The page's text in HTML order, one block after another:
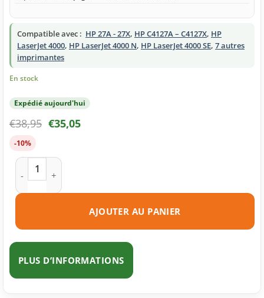
Compatible avec : HP 27A - 27X, HP C4127A – C4127X, HP
LaserJet 4000, HP LaserJet 4000 N, HP LaserJet 4000 SE, 7 autres
imprimantes
En stock
Expédié aujourd'hui
€38,95 €35,05
-10%
quantité de Toner compatible HP 27X (C4127X) noire
AJOUTER AU PANIER
PLUS D’INFORMATIONS